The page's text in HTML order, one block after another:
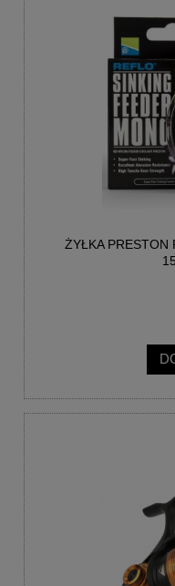
ŻYŁKA PRESTON